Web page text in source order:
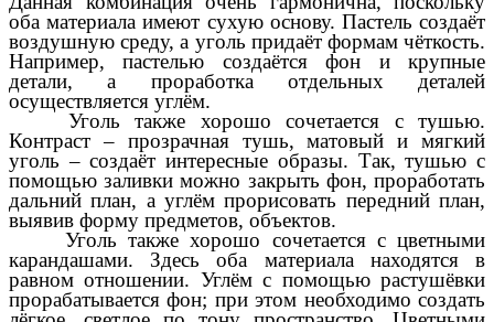
оба материала имеют сухую основу. Пастель создаёт
воздушную среду, а уголь придаёт формам чёткость.
Например, пастелью создаётся фон и крупные
детали, а проработка отдельных деталей
осуществляется углём.
Уголь также хорошо сочетается с тушью.
Контраст – прозрачная тушь, матовый и мягкий
уголь – создаёт интересные образы. Так, тушью с
помощью заливки можно закрыть фон, проработать
дальний план, а углём прорисовать передний план,
выявив форму предметов, объектов.
Уголь также хорошо сочетается с цветными
карандашами. Здесь оба материала находятся в
равном отношении. Углём с помощью растушёвки
прорабатывается фон; при этом необходимо создать